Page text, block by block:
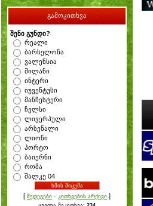
გამოკითხვა
შენი გუნდი?
რეალი
ბარსელონა
ვალენსია
მილანი
ინტერი
იუვენტუსი
მანჩესტერი
ჩელსი
ლივერპული
არსენალი
ლიონი
პორტო
ბაიერნი
რომა
შალკე 04
[ შედეგები · კითხვების არქივი ]